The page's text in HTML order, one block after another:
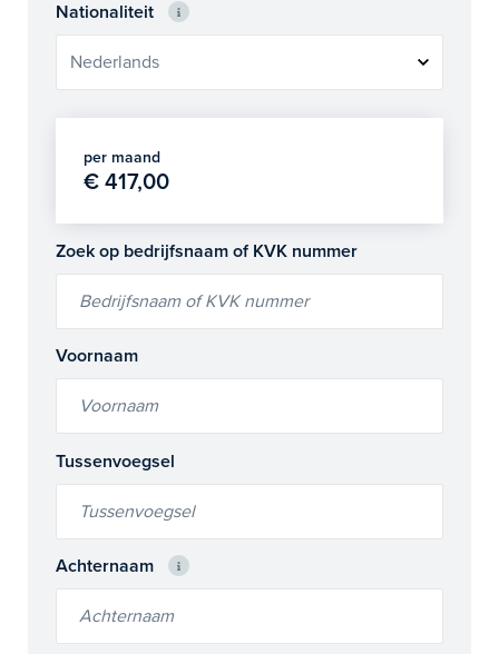
Nationaliteit
per maand
€ 417,00
Zoek op bedrijfsnaam of KVK nummer
Voornaam
Tussenvoegsel
Achternaam